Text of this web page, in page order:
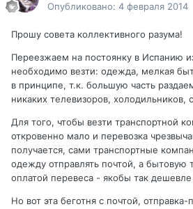
Опубликовано: 4 февраля 2014
Прошу совета коллективного разума!
Переезжаем на постоянку в Испанию
необходимо везти: одежда, мелкая
в принципе, т.к. большую часть
никаких телевизоров, холодильников,
Для того, чтобы везти транспортной
откровенно мало и перевозка
получается, сами транспортные
одежду отправлять почтой, а бытовую
оплатой перевеса - якобы так дешевле
Но вот эта беготня с почтой, отправка-